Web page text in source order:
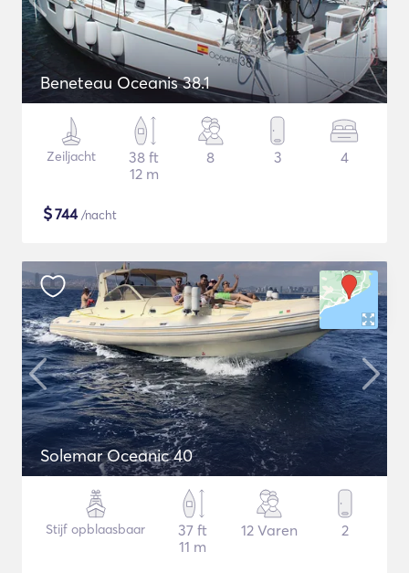
Beneteau Oceanis 38.1
Zeiljacht
38 ft
12 m
8 3 4
$744/nacht
Solemar Oceanic 40
Stijf opblaasbaar
37 ft
11 m
12 Varen 2